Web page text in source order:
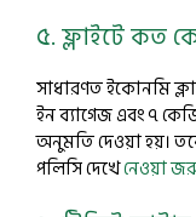
৫. ফ্লাইটে কত
সাধারণত ইকোনমি
ইন ব্যাগেজ এবং ৭
অনুমতি দেওয়া হয়।
পলিসি দেখেনেওয়া